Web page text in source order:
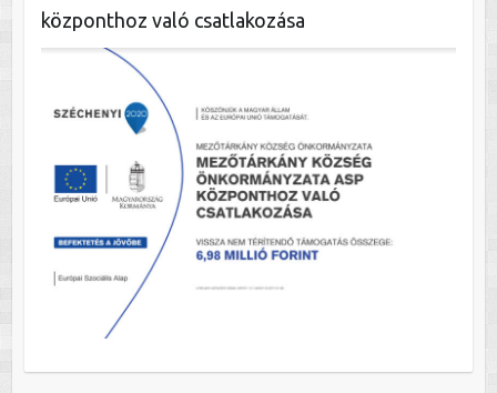
központhoz való csatlakozása